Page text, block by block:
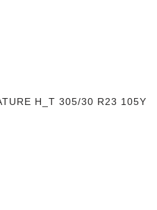
H_T 305/30 R23 105Y